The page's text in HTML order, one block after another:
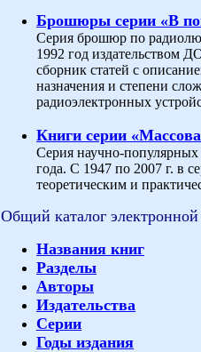
Брошюры серии «В
Серия брошюр по
1992 год издательством
сборник статей с
назначения и степени
радиоэлектронных
Книги серии
Серия научно-
года. С 1947 по 2007 г. в
теоретическим и
Общий каталог
Названия книг
Разделы
Авторы
Издательства
Серии
Годы издания